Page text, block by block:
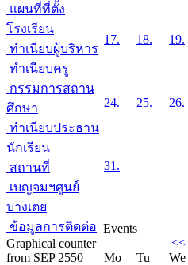
แผนที่ที่ตั้ง
โรงเรียน
ทำเนียบผู้บริหาร
ทำเนียบครู
กรรมการสถาน
ศึกษา
ทำเนียบประธาน
นักเรียน
สถานที่
เบญจมฯศูนย์
บางเตย
ข้อมูลการติดต่อ
Graphical counter
from SEP 2550
17. 18. 19.
24. 25. 26.
31.
Events
<<
Mo
Tu We